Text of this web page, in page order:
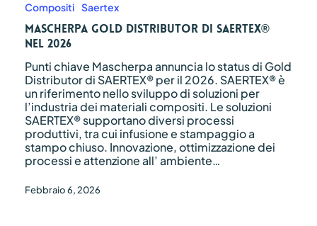
Distributor
di
SAERTEX®
nel
2026
Compositi Saertex
Mascherpa Gold Distributor di SAERTEX®
nel 2026
Punti chiave Mascherpa annuncia lo status di Gold
Distributor di SAERTEX® per il 2026. SAERTEX® è
un riferimento nello sviluppo di soluzioni per
l’industria dei materiali compositi. Le soluzioni
SAERTEX® supportano diversi processi
produttivi, tra cui infusione e stampaggio a
stampo chiuso. Innovazione, ottimizzazione dei
processi e attenzione all’ ambiente…
Febbraio 6, 2026